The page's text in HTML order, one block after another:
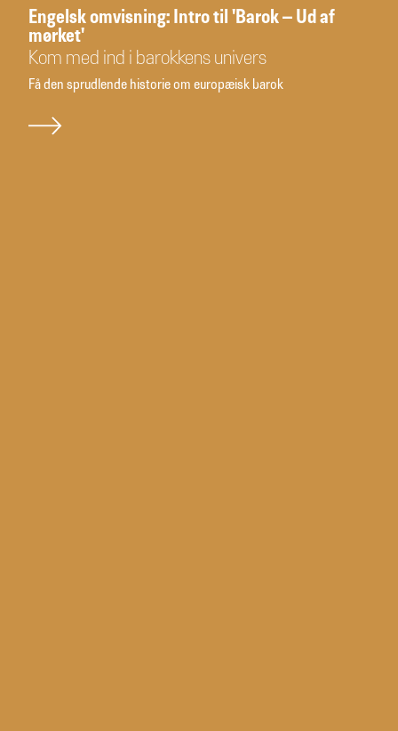
Engelsk omvisning: Intro til 'Barok – Ud af
mørket'
Kom med ind i barokkens univers
Få den sprudlende historie om europæisk barok